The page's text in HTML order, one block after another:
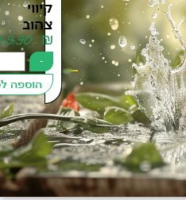
קיווי
צהוב
49.90₪
הוספה לסל